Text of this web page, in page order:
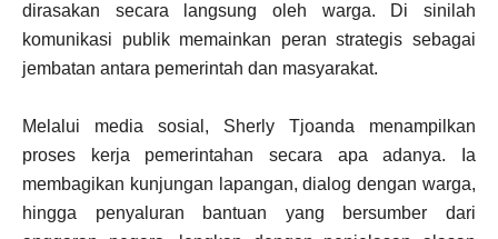
dirasakan secara langsung oleh warga. Di sinilah
komunikasi publik memainkan peran strategis sebagai
jembatan antara pemerintah dan masyarakat.
Melalui media sosial, Sherly Tjoanda menampilkan
proses kerja pemerintahan secara apa adanya. Ia
membagikan kunjungan lapangan, dialog dengan warga,
hingga penyaluran bantuan yang bersumber dari